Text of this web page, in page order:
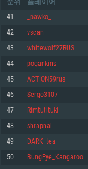
최소사양
운영체제: Windows 10
프로세서: 2.2 GHz 듀얼코
메모리: 4GB
최소사양
운영체제: Mac OS Big Sur
프로세서: 최소 2.2 GHz
메모리: 6 GB
최소사양
운영체제: 64bit Linux 중
프로세서: 2.4 GHz 듀얼코
메모리: 4 GB
순위 플레이어
41 _pawko_
42 vscan
43 whitewolf27RUS
44 pogankins
45 ACTION59rus
46 Sergo3107
47 Rimtutituki
48 shrapnal
49 DARK_tea
50 BungEye_Kangaroo